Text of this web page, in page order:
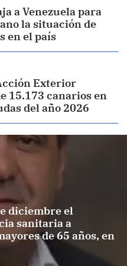
a Venezuela para
la situación de
en el país
Exterior
15.173 canarios en
del año 2026
diciembre el
sanitaria a
de 65 años, en